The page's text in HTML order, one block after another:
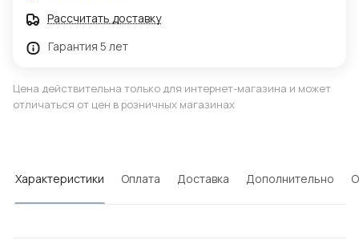
Рассчитать доставку
Гарантия 5 лет
Цена действительна только для интернет-магазина и может
отличаться от цен в розничных магазинах
Характеристики Оплата Доставка Дополнительно